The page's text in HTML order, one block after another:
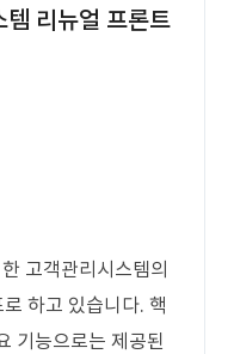
리뉴얼 프론트
고객관리시스템의
하고 있습니다. 핵
기능으로는 제공된